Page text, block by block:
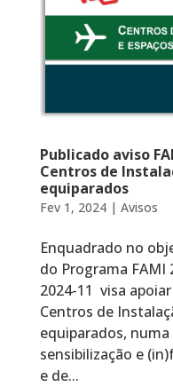
Publicado aviso
Centros de
equiparados
Fev 1, 2024| Avisos
Enquadrado no
do Programa FAMI
2024-11 visa
Centros de
equiparados,
sensibilização e
e de...